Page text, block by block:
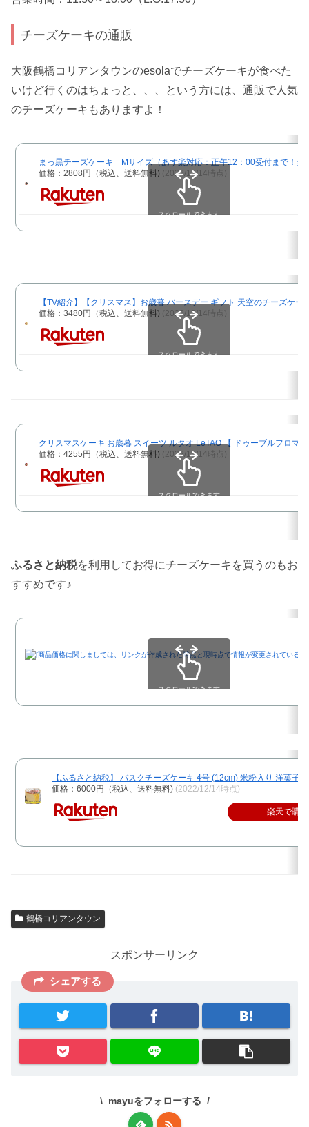
チーズケーキの通販
大阪鶴橋コリアンタウンのesolaでチーズケーキが食べた
いけど行くのはちょっと、、、という方には、通販で人気
のチーズケーキもありますよ！
まっ黒チーズケーキ Mサイズ（あす楽対応：正午12：00受付まで！
価格：2808円（税込、送料無料) (2022/12/14時点)
スクロールできます
【TV紹介】【クリスマス】お歳暮 バースデー ギフト 天空のチーズケ
価格：3480円（税込、送料無料) (2022/12/14時点)
スクロールできます
クリスマスケーキ お歳暮 スイーツ ルタオ LeTAO 【 ドゥーブルフロマ
価格：4255円（税込、送料無料) (2022/12/14時点)
スクロールできます
ふるさと納税を利用してお得にチーズケーキを買うのもお
すすめです♪
スクロールできます
【ふるさと納税】 バスクチーズケーキ 4号 (12cm) 米粉入り 洋菓子
価格：6000円（税込、送料無料) (2022/12/14時点)
楽天で購入
鶴橋コリアンタウン
スポンサーリンク
シェアする
mayuをフォローする